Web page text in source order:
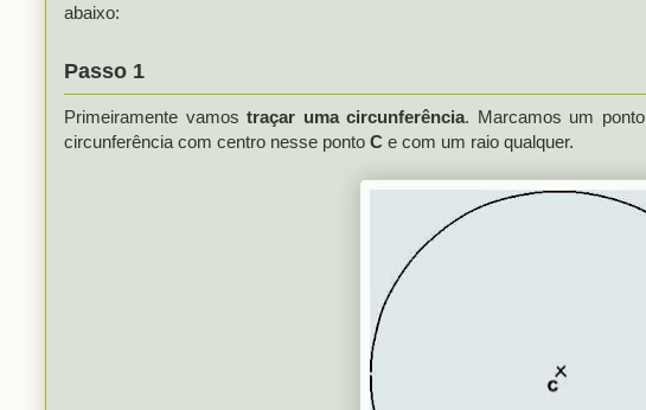
abaixo:
Passo 1
Primeiramente vamos traçar uma circunferência. Marcamos um ponto
circunferência com centro nesse ponto C e com um raio qualquer.